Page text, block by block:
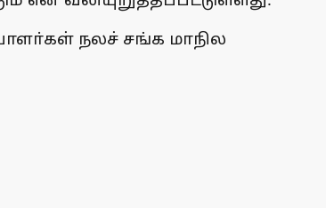
நலச் சங்க மாநில